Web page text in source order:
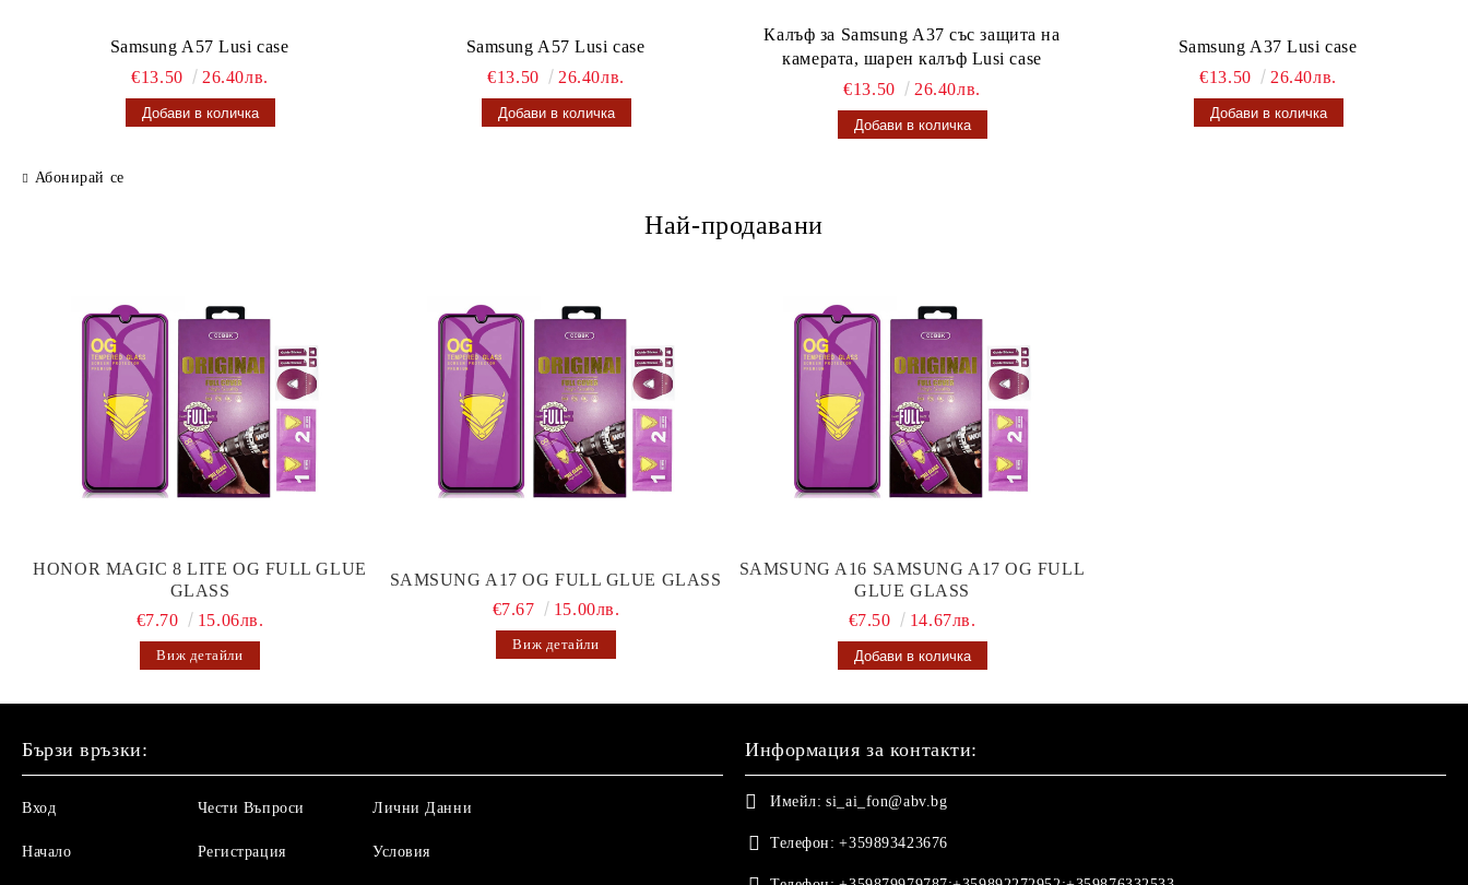
Samsung A57 Lusi case
€13.50
26.40лв.
Samsung A57 Lusi case
€13.50
26.40лв.
Калъф за Samsung A37 със защита на
камерата, шарен калъф Lusi case
€13.50
26.40лв.
Samsung A37 Lusi case
€13.50
26.40лв.
Абонирай се
Най-продавани
HONOR MAGIC 8 LITE OG FULL GLUE
GLASS
€7.70
15.06лв.
Виж детайли
SAMSUNG A17 OG FULL GLUE GLASS
€7.67
15.00лв.
Виж детайли
SAMSUNG A16 SAMSUNG A17 OG FULL
GLUE GLASS
€7.50
14.67лв.
Бързи връзки:
Вход
Начало
Чести Въпроси
Регистрация
Лични Данни
Условия
Информация за контакти:
Имейл: si_ai_fon@abv.bg
Телефон: +359893423676